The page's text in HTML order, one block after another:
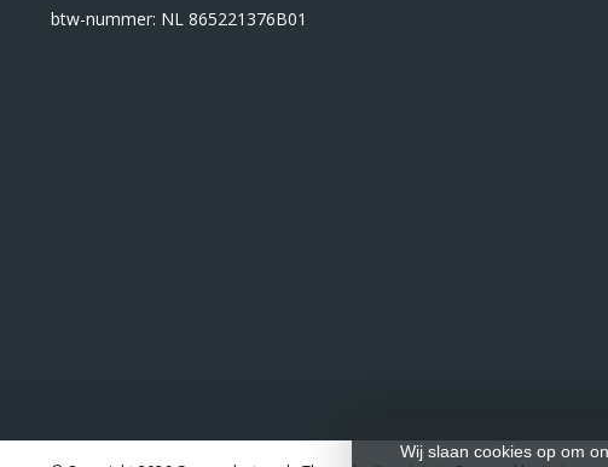
btw-nummer: NL 865221376B01
Wij slaan cookies op om